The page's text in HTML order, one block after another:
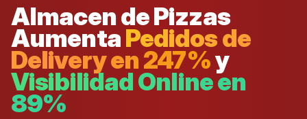
Almacen de Pizzas
AumentaPedidos de
Delivery en 247%y
Visibilidad Online en
89%